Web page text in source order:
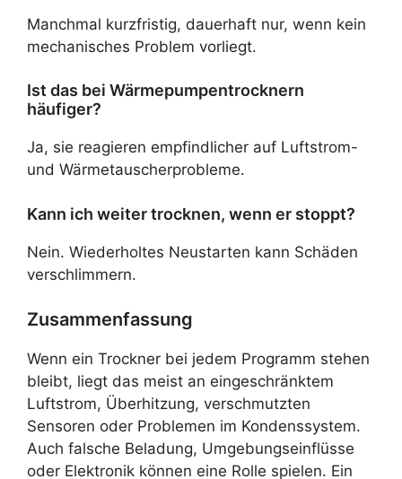
Manchmal kurzfristig, dauerhaft nur, wenn kein
mechanisches Problem vorliegt.
Ist das bei Wärmepumpentrocknern
häufiger?
Ja, sie reagieren empfindlicher auf Luftstrom-
und Wärmetauscherprobleme.
Kann ich weiter trocknen, wenn er stoppt?
Nein. Wiederholtes Neustarten kann Schäden
verschlimmern.
Zusammenfassung
Wenn ein Trockner bei jedem Programm stehen
bleibt, liegt das meist an eingeschränktem
Luftstrom, Überhitzung, verschmutzten
Sensoren oder Problemen im Kondenssystem.
Auch falsche Beladung, Umgebungseinflüsse
oder Elektronik können eine Rolle spielen. Ein